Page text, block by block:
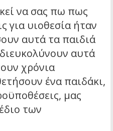
να σας πω πως
για υιοθεσία ήταν
αυτά τα παιδιά
διευκολύνουν αυτά
χρόνια
ένα παιδάκι,
μας
των